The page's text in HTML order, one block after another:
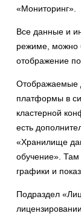
«Мониторинг».
Все данные и
режиме, можно
отображение
Отображаемые
платформы в
кластерной
есть
«Хранилище
обучение».
графики и
Подраздел